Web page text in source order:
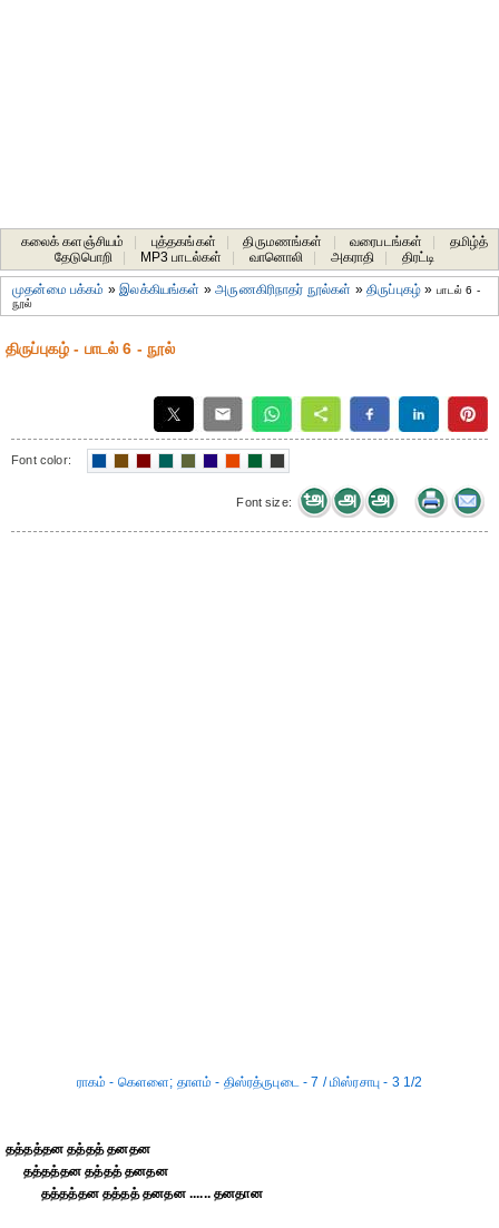
கலைக் களஞ்சியம் புத்தகங்கள் திருமணங்கள் வரைபடங்கள்
தமிழ்த்
தேடுபொறி
MP3 பாடல்கள் வானொலி அகராதி திரட்டி
முதன்மை பக்கம் »இலக்கியங்கள் »அருணகிரிநாதர் நூல்கள் »திருப்புகழ் » பாடல் 6 -
நூல்
திருப்புகழ் - பாடல் 6 - நூல்
Font color:
Font size:
ராகம் - கெளளை; தாளம் - திஸ்ரத்ருபுடை - 7 / மிஸ்ரசாபு - 3 1/2
தத்தத்தன தத்தத் தனதன
தத்தத்தன தத்தத் தனதன
தத்தத்தன தத்தத் தனதன ...... தனதான